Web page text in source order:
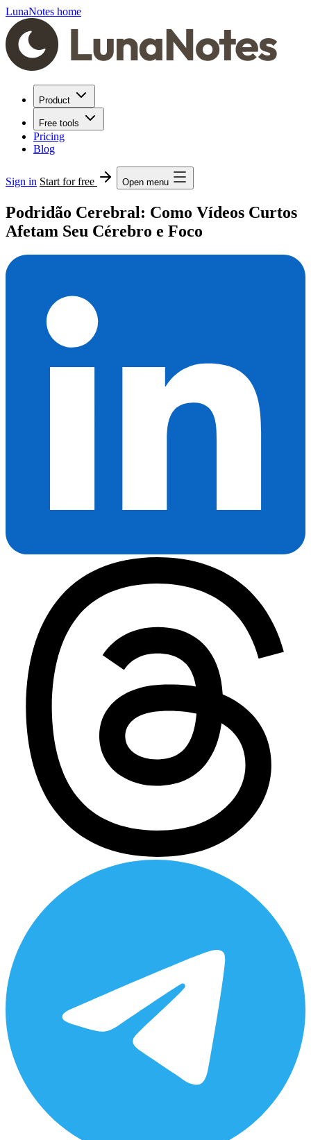
LunaNotes home
Product
Free tools
Pricing
Blog
Sign in Start for free Open menu
Podridão Cerebral: Como Vídeos Curtos
Afetam Seu Cérebro e Foco